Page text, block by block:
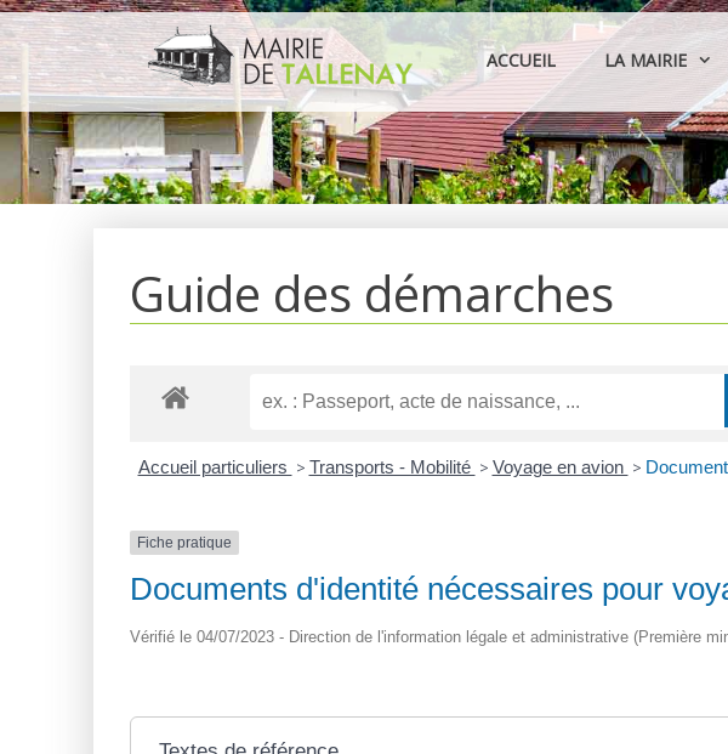
Aller
au
contenu
ACCUEIL LA MAIRIE
Guide des démarches
Accueil particuliers > Transports - Mobilité > Voyage en avion >
Fiche pratique
Documents d'identité nécessaires pour
Vérifié le 04/07/2023 - Direction de l'information légale et administrative (Première